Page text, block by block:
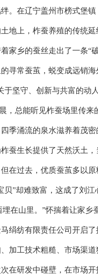
。在辽宁盖州市榜式堡
地上，柞蚕养殖的传统延
家乡的蚕丝走出了一条“
寻常蚕茧，蜕变成远销海
于坚守、创新与共富的动人
总能听见柞蚕场里传来
季涌流的泉水滋养着茂
蚕生长提供了天然沃土
在过去，优质蚕茧多以
贝”却难致富，这成了刘江
在山里。”怀揣着让家乡
绢纺有限责任公司开启
加工技术粗糙、市场渠
在研发中碰壁，在市场开